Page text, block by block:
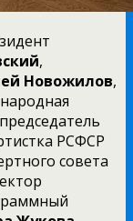
,
Новожилов,
председатель
РСФСР
совета